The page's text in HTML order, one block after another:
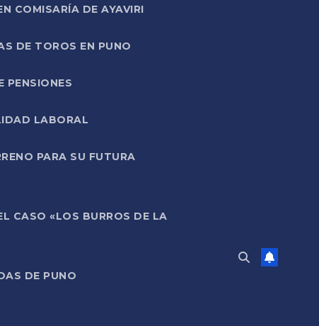
COMISARÍA DE AYAVIRI
DE TOROS EN PUNO
PENSIONES
LABORAL
PARA SU FUTURA
CASO «LOS BURROS DE LA
DE PUNO